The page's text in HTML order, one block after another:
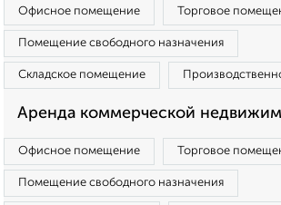
Офисное помещение Торговое
Помещение свободного назначения
Складское помещение
Аренда коммерческой
Офисное помещение Торговое
Помещение свободного назначения